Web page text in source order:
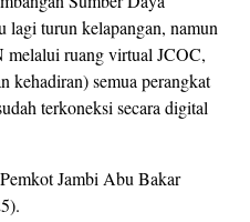
turun kelapangan, namun
melalui ruang virtual JCOC,
kehadiran) semua perangkat
terkoneksi secara digital
Jambi Abu Bakar